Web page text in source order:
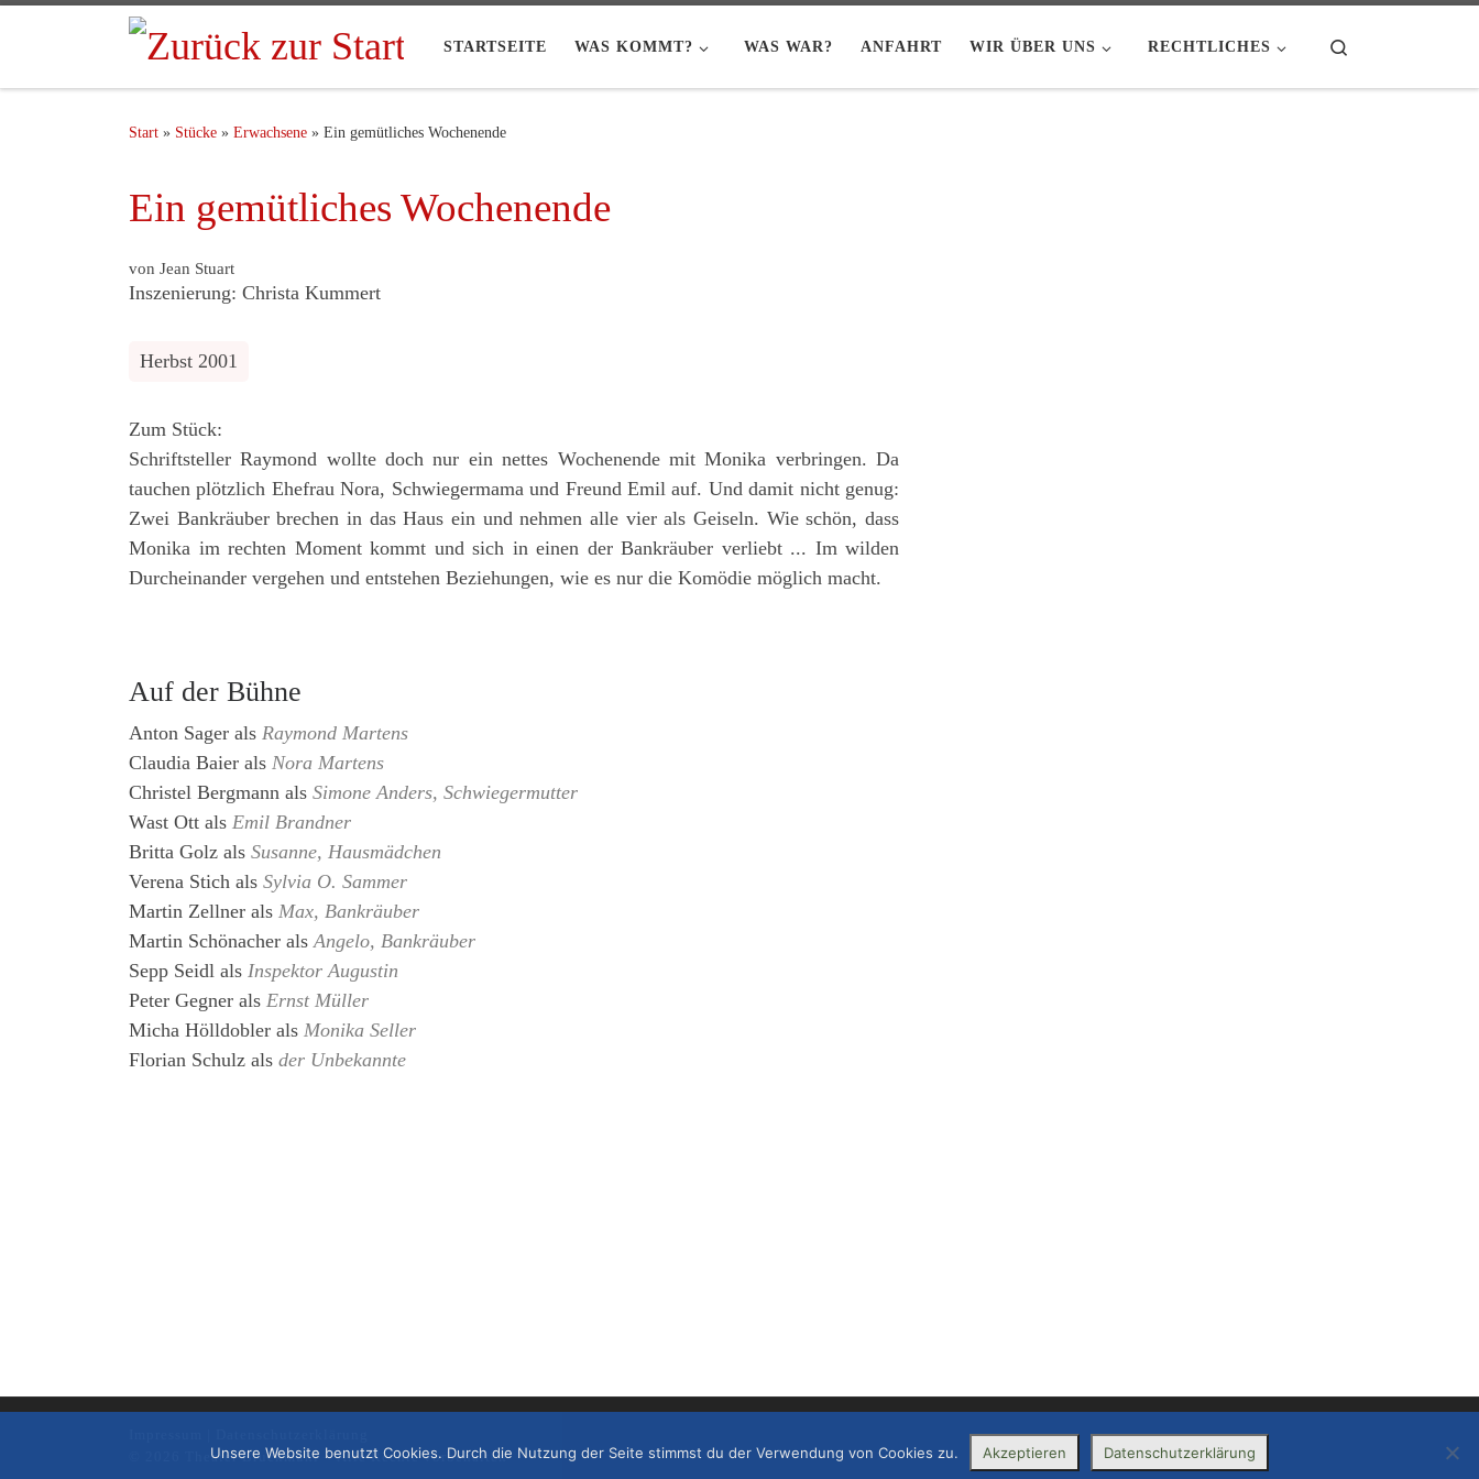
STARTSEITE WAS KOMMT? WAS WAR? ANFAHRT WIR ÜBER UNS RECHTLICHES
Start » Stücke » Erwachsene » Ein gemütliches Wochenende
Ein gemütliches Wochenende
von Jean Stuart
Inszenierung: Christa Kummert
Herbst 2001
Zum Stück:
Schriftsteller Raymond wollte doch nur ein nettes Wochenende mit Monika verbringen. Da
tauchen plötzlich Ehefrau Nora, Schwiegermama und Freund Emil auf. Und damit nicht genug:
Zwei Bankräuber brechen in das Haus ein und nehmen alle vier als Geiseln. Wie schön, dass
Monika im rechten Moment kommt und sich in einen der Bankräuber verliebt ... Im wilden
Durcheinander vergehen und entstehen Beziehungen, wie es nur die Komödie möglich macht.
Auf der Bühne
Anton Sager als Raymond Martens
Claudia Baier als Nora Martens
Christel Bergmann als Simone Anders, Schwiegermutter
Wast Ott als Emil Brandner
Britta Golz als Susanne, Hausmädchen
Verena Stich als Sylvia O. Sammer
Martin Zellner als Max, Bankräuber
Martin Schönacher als Angelo, Bankräuber
Sepp Seidl als Inspektor Augustin
Peter Gegner als Ernst Müller
Micha Hölldobler als Monika Seller
Florian Schulz als der Unbekannte
Theater Bruckmühl – Alle Rechte vorbehalten
Unsere Website benutzt Cookies. Durch die Nutzung der Seite stimmst du der Verwendung von Cookies zu. Akzeptieren Datenschutzerklärung